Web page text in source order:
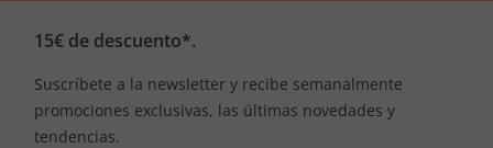
15€ de descuento*.
Suscríbete a la newsletter y recibe semanalmente
promociones exclusivas, las últimas novedades y
tendencias.